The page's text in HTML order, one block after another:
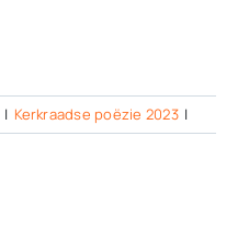
| Kerkraadse poëzie 2023 |